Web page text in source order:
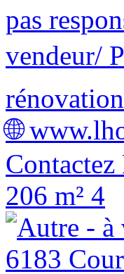
pas
vendeur/
🌐
206 m² 4